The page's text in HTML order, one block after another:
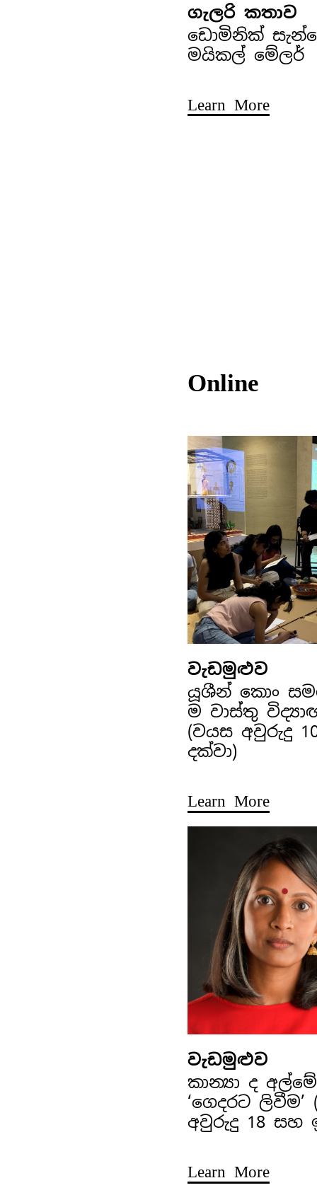
ගැලරි කතාව
ඩොමිනික්
මයිකල් මේලර්
Learn More
Online
වැඩමුළුව
යූශීන් කොං
ම වාස්තු
(වයස අවුරුදු
දක්වා)
Learn More
වැඩමුළුව
කාන්‍යා ද
‘ගෙදරට ලිවීම’
අවුරුදු 18 සහ
Learn More